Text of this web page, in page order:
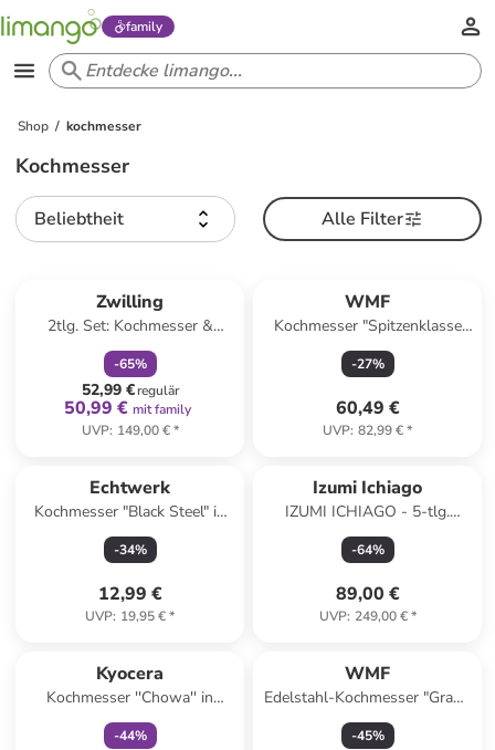
family
Shop kochmesser
Kochmesser
Beliebtheit Alle Filter
Zwilling
2tlg. Set: Kochmesser &
Küchenschere ''Four Stars'' in
Schwarz
-65%
52,99 €regulär
50,99 € mit family
UVP: 149,00 €*
WMF
Kochmesser "Spitzenklasse
Plus" in Schwarz - (L)15 cm
-27%
60,49 €
UVP: 82,99 €*
Echtwerk
Kochmesser "Black Steel" in
Schwarz
-34%
12,99 €
UVP: 19,95 €*
Izumi Ichiago
IZUMI ICHIAGO - 5-tlg.
Kochmesser-Set aus Japanese
High Carbon Stainless Steel
-64%
89,00 €
UVP: 249,00 €*
Kyocera
Kochmesser ''Chowa'' in
Schwarz - (L)31,3 cm
-44%
WMF
Edelstahl-Kochmesser "Grand
Gourmet" - (L)33,5 cm
-45%